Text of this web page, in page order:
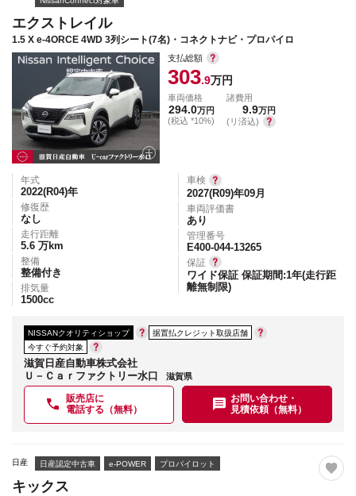
エクストレイル
1.5 X e-4ORCE 4WD 3列シート(7名)・コネクトナビ・プロパイロ
支払総額
303.9万円
車両価格
294.0万円
(税込 *10%)
諸費用
9.9万円
(リ済込)
年式
2022(R04)年
修復歴
なし
走行距離
5.6 万km
整備
整備付き
排気量
1500cc
車検
2027(R09)年09月
車両評価書
あり
管理番号
E400-044-13265
保証
ワイド保証 保証期間:1年(走行距
離無制限)
NISSANクオリティショップ
据置払クレジット取扱店舗
今すぐ予約対象
滋賀日産自動車株式会社
Ｕ－Ｃａｒファクトリー水口
滋賀県
販売店に
電話する（無料）
お問い合わせ・
見積依頼（無料）
日産 日産認定中古車 e-POWER プロパイロット
キックス